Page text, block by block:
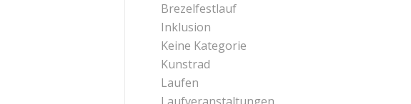
Brezelfestlauf
Inklusion
Keine Kategorie
Kunstrad
Laufen